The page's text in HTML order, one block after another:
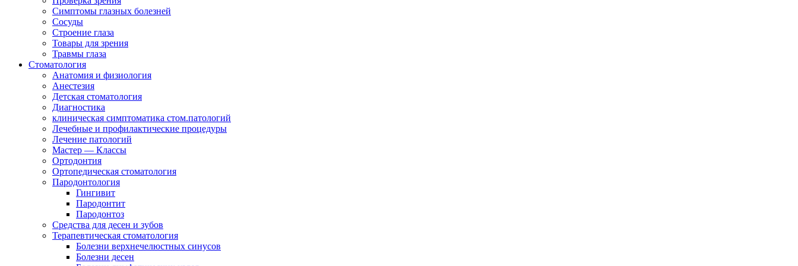
Симптомы глазных болезней
Сосуды
Строение глаза
Товары для зрения
Травмы глаза
Стоматология
Анатомия и физиология
Анестезия
Детская стоматология
Диагностика
клиническая симптоматика стом.патологий
Лечебные и профилактические процедуры
Лечение патологий
Мастер — Классы
Ортодонтия
Ортопедическая стоматология
Пародонтология
Гингивит
Пародонтит
Пародонтоз
Средства для десен и зубов
Терапевтическая стоматология
Болезни верхнечелюстных синусов
Болезни десен